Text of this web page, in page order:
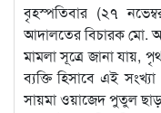
বৃহস্পতিবার (২৭
আদালতের বিচারক মো.
মামলা সূত্রে জানা যায়,
ব্যক্তি হিসাবে এই
সায়মা ওয়াজেদ পুতুল